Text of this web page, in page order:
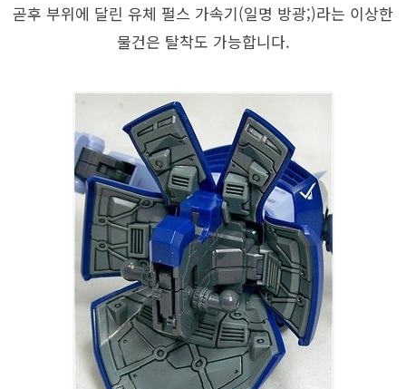
곧후 부위에 달린 유체 펄스 가속기(일명 방광;)라는 이상한
물건은 탈착도 가능합니다.